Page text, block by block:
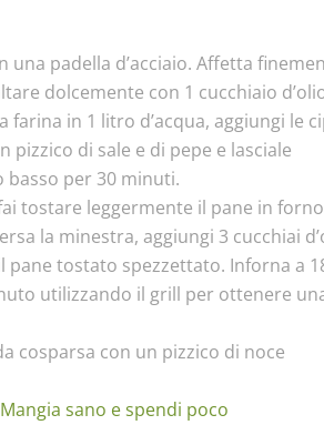
una padella d’acciaio. Affetta
dolcemente con 1 cucchiaio
farina in 1 litro d’acqua, aggiungi le
pizzico di sale e di pepe e lasciale
basso per 30 minuti.
tostare leggermente il pane in
la minestra, aggiungi 3 cucchiai
pane tostato spezzettato. Inforna a
utilizzando il grill per ottenere
cosparsa con un pizzico di noce
Mangia sano e spendi poco